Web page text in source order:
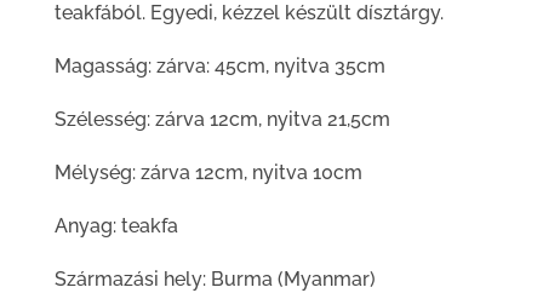
teakfából. Egyedi, kézzel készült dísztárgy.
Magasság: zárva: 45cm, nyitva 35cm
Szélesség: zárva 12cm, nyitva 21,5cm
Mélység: zárva 12cm, nyitva 10cm
Anyag: teakfa
Származási hely: Burma (Myanmar)